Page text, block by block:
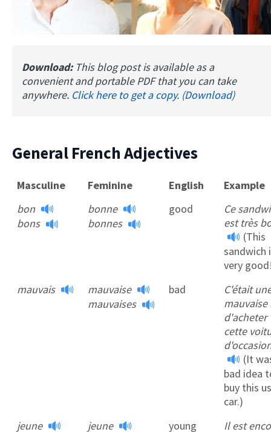
Download: This blog post is available as a
convenient and portable PDF that you can take
anywhere. Click here to get a copy. (Download)
General French Adjectives
Masculine Feminine English
Example
bon
bons
bonne
bonnes
good
Ce
est très
(This
sandwich
very
mauvais
mauvaise
mauvaises
bad
C'était
mauvaise
d'acheter
cette
(It
bad idea
buy this
car.)
jeune
jeune
young
Il est